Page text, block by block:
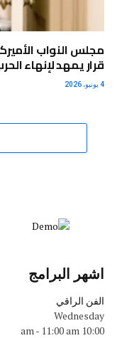
مجلس النواب
قرار يمهد لإنهاء
4 يونيو، 2026
اشهر البرامج
الفن الراقي
Wednesday
10:00 am
- 11:00 am